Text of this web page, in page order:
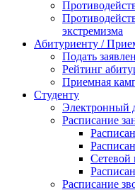
экстремизма
Абитуриенту /
Подать
Рейтинг
Приемная
Студенту
Электронный
Расписание
Сетевой
Расписание